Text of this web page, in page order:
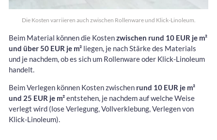
Die Kosten varriieren auch zwischen Rollenware und Klick-Linoleum.
Beim Material können die Kostenzwischen rund 10 EUR je m²
und über 50 EUR je m² liegen, je nach Stärke des Materials
und je nachdem, ob es sich um Rollenware oder Klick-Linoleum
handelt.
Beim Verlegen können Kosten zwischen rund 10 EUR je m²
und 25 EUR je m²entstehen, je nachdem auf welche Weise
verlegt wird (lose Verlegung, Vollverklebung, Verlegen von
Klick-Linoleum).